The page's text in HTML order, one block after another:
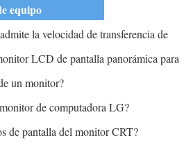
equipo
la velocidad de transferencia de
LCD de pantalla panorámica para
un monitor?
de computadora LG?
de pantalla del monitor CRT?